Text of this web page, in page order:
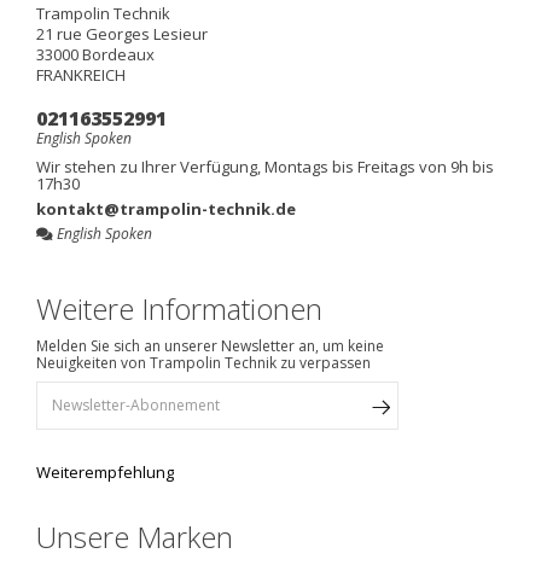
Trampolin Technik
21 rue Georges Lesieur
33000Bordeaux
FRANKREICH
021163552991
English Spoken
Wir stehen zu Ihrer Verfügung, Montags bis Freitags von 9h bis
17h30
kontakt@trampolin-technik.de
English Spoken
Weitere Informationen
Melden Sie sich an unserer Newsletter an, um keine
Neuigkeiten von Trampolin Technik zu verpassen
Weiterempfehlung
Unsere Marken